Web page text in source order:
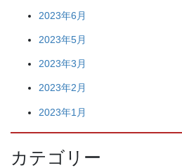
2023年6月
2023年5月
2023年3月
2023年2月
2023年1月
カテゴリー